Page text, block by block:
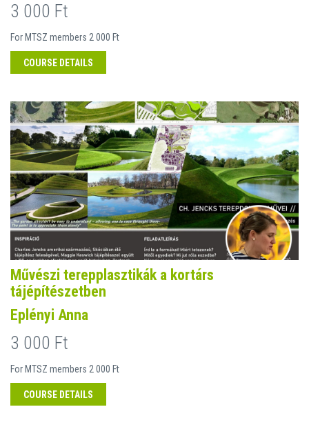
3 000 Ft
For MTSZ members 2 000 Ft
COURSE DETAILS
Művészi terepplasztikák a kortárs
tájépítészetben
Eplényi Anna
3 000 Ft
For MTSZ members 2 000 Ft
COURSE DETAILS